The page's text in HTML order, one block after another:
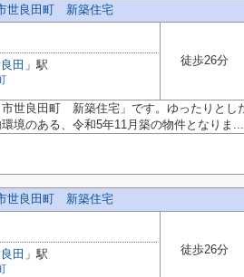
世良田町 新築住宅
田 」駅 徒歩26分
世良田町 新築住宅」です。ゆったりとし
境のある、令和5年11月築の物件となりま...
世良田町 新築住宅
田 」駅 徒歩26分